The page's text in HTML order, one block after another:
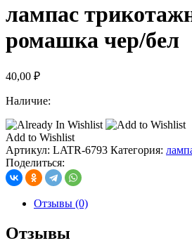
лампас
ромашка чер/бел
40,00 ₽
Наличие:
Add to Wishlist
Артикул: LATR-6793 Категория:
Поделиться:
Отзывы (0)
Отзывы